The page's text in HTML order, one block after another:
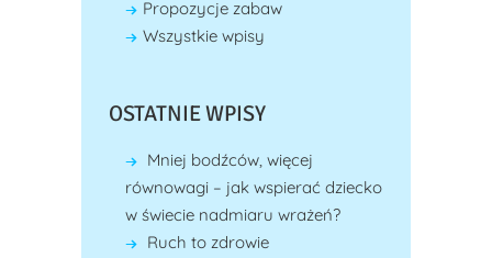
Propozycje zabaw
Wszystkie wpisy
OSTATNIE WPISY
Mniej bodźców, więcej
równowagi – jak wspierać dziecko
w świecie nadmiaru wrażeń?
Ruch to zdrowie